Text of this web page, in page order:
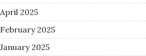
April 2025
February 2025
January 2025